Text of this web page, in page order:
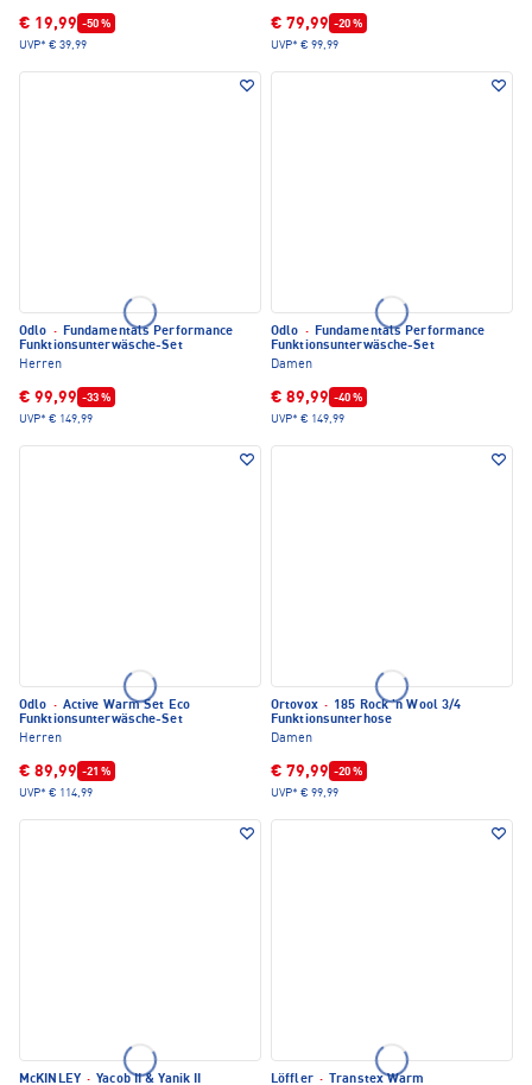
€ 19,99 -50 %
UVP* € 39,99
€ 79,99 -20 %
UVP* € 99,99
Odlo · Fundamentals Performance
Funktionsunterwäsche-Set
Herren
€ 99,99 -33 %
UVP* € 149,99
Odlo · Fundamentals Performance
Funktionsunterwäsche-Set
Damen
€ 89,99 -40 %
UVP* € 149,99
Odlo · Active Warm Set Eco
Funktionsunterwäsche-Set
Herren
€ 89,99 -21 %
UVP* € 114,99
Ortovox · 185 Rock 'n Wool 3/4
Funktionsunterhose
Damen
€ 79,99 -20 %
UVP* € 99,99
McKINLEY · Yacob II & Yanik II Löffler · Transtex Warm